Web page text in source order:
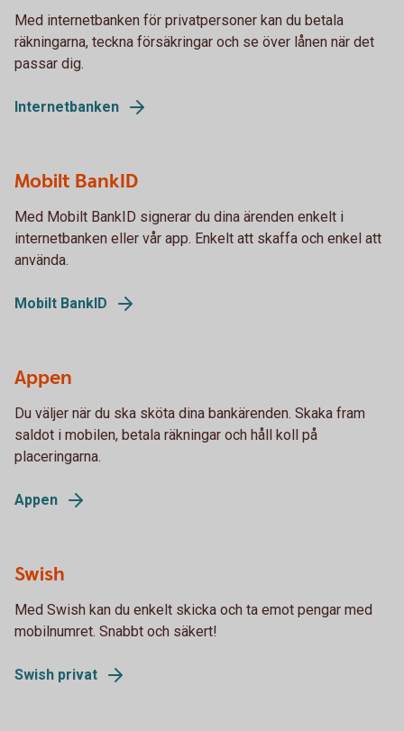
Med internetbanken för privatpersoner kan du betala
räkningarna, teckna försäkringar och se över lånen när det
passar dig.
Internetbanken
Mobilt BankID
Med Mobilt BankID signerar du dina ärenden enkelt i
internetbanken eller vår app. Enkelt att skaffa och enkel att
använda.
Mobilt BankID
Appen
Du väljer när du ska sköta dina bankärenden. Skaka fram
saldot i mobilen, betala räkningar och håll koll på
placeringarna.
Appen
Swish
Med Swish kan du enkelt skicka och ta emot pengar med
mobilnumret. Snabbt och säkert!
Swish privat